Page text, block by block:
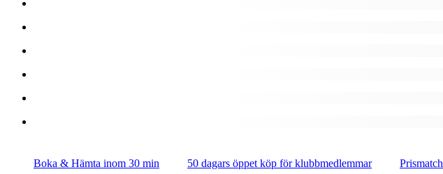
Boka & Hämta inom 30 min 50 dagars öppet köp för klubbmedlemmar Prismatch